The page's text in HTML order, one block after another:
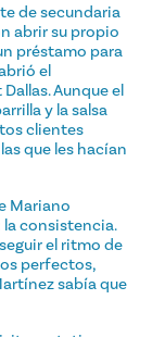
de secundaria
abrir su propio
préstamo para
el
Aunque el
y la salsa
clientes
que les hacían
Mariano
consistencia.
el ritmo de
perfectos,
sabía que